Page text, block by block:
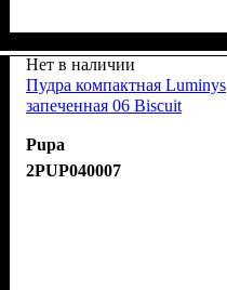
Нет в наличии
Пудра компактная Luminys
запеченная 06 Biscuit
Pupa
2PUP040007